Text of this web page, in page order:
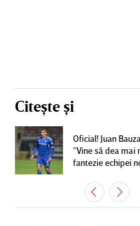
Citește și
Oficial! Juan
”Vine să dea mai
fantezie echipei